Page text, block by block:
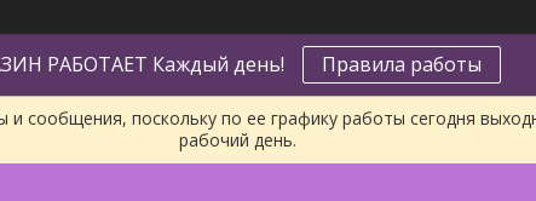
РАБОТАЕТ Каждый день! Правила работы
сообщения, поскольку по ее графику работы сегодня
рабочий день.